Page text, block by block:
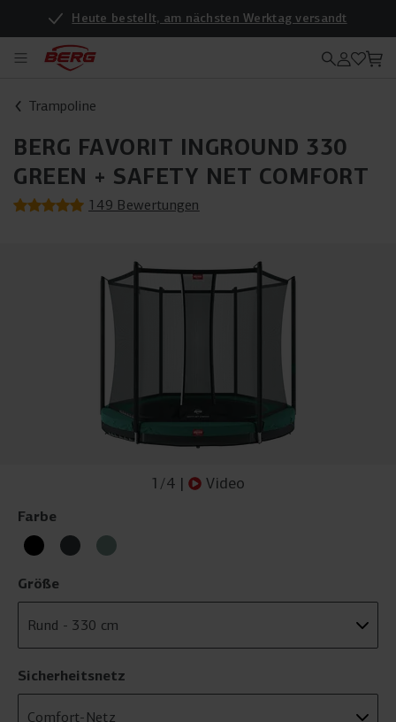
Heute bestellt, am nächsten Werktag versandt
Trampoline
BERG FAVORIT INGROUND 330
GREEN + SAFETY NET COMFORT
149 Bewertungen
1 /4 | Video
Farbe
Größe
Sicherheitsnetz